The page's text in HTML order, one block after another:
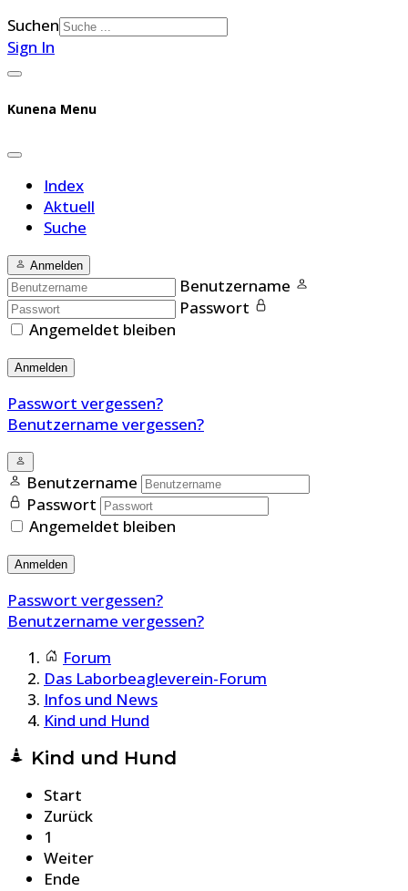
Suchen
Sign In
Kunena Menu
Index
Aktuell
Suche
Anmelden
Benutzername
Passwort
Angemeldet bleiben
Anmelden
Passwort vergessen?
Benutzername vergessen?
Benutzername
Passwort
Angemeldet bleiben
Anmelden
Passwort vergessen?
Benutzername vergessen?
Forum
Das Laborbeagleverein-Forum
Infos und News
Kind und Hund
Kind und Hund
Start
Zurück
1
Weiter
Ende